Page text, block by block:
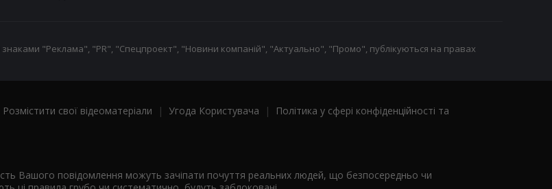
"Реклама", "PR", "Спецпроект", "Новини компаній", "Актуально", "Промо", публікуються на правах
Розмістити свої відеоматеріали | Угода Користувача |
Політика у сфері конфіденційності та
Вашого повідомлення можуть зачіпати почуття реальних людей, що безпосередньо чи